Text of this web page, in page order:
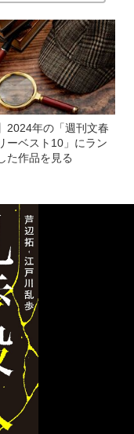
2024年の「週刊文春
ーベスト10」にラン
た作品を見る